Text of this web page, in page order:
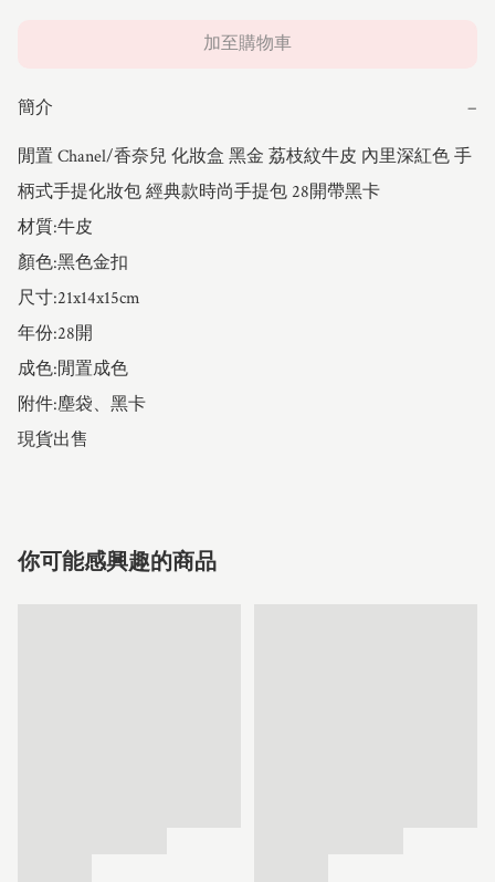
加至購物車
簡介 −
閒置 Chanel/香奈兒 化妝盒 黑金 荔枝紋牛皮 內里深紅色 手
柄式手提化妝包 經典款時尚手提包 28開帶黑卡
材質:牛皮
顏色:黑色金扣
尺寸:21x14x15cm
年份:28開
成色:閒置成色
附件:塵袋、黑卡
現貨出售
你可能感興趣的商品